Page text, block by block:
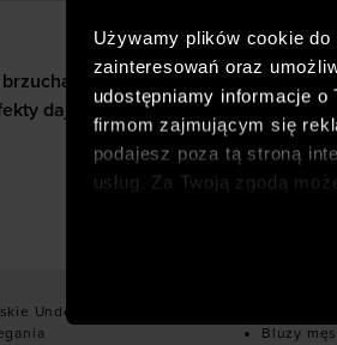
Używamy plików cookie
zainteresowań oraz
udostępniamy informacje o
firmom zajmującym się
podajesz poza tą stroną
usług. Za Twoją zgodą
społecznościowych).
brzucha jak ćwiczyć z ab wheel i
jak ćwiczyć z
daje trening?
zacząć,
wybrać?
Under Armour
Bluzy